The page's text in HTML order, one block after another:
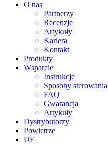
O nas
Partnerzy
Recenzje
Artykuły
Kariera
Kontakt
Produkty
Wsparcie
Instrukcje
Sposoby sterowania
FAQ
Gwarancja
Artykuły
Dystrybutorzy
Powietrze
UE